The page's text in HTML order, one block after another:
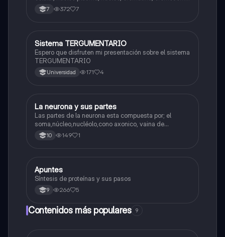
Interfase Fases de la interfase
7 372 7
Biologia
Sistema TERGUMENTARIO
Espero que disfruten mi presentación sobre el sistema
TERGUMENTARIO
Universidad 171 4
Biologia
La neurona y sus partes
Las partes de la neurona esta compuesta por; el
soma,núcleo,nucléolo,cono axonico, vaina de
mielina,celula schwan,núcleo de schwann,nódulo de
Ranvier,terminal axonico Arborizacion terminal, botón
10 149 1
Biologia
Apuntes
Síntesis de proteínas y sus pasos
9 266 5
Contenidos más populares 9